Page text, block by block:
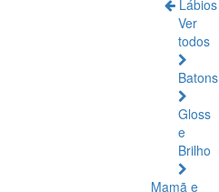
Lábios
Ver
todos
Batons
Gloss
e
Brilho
Mamã e